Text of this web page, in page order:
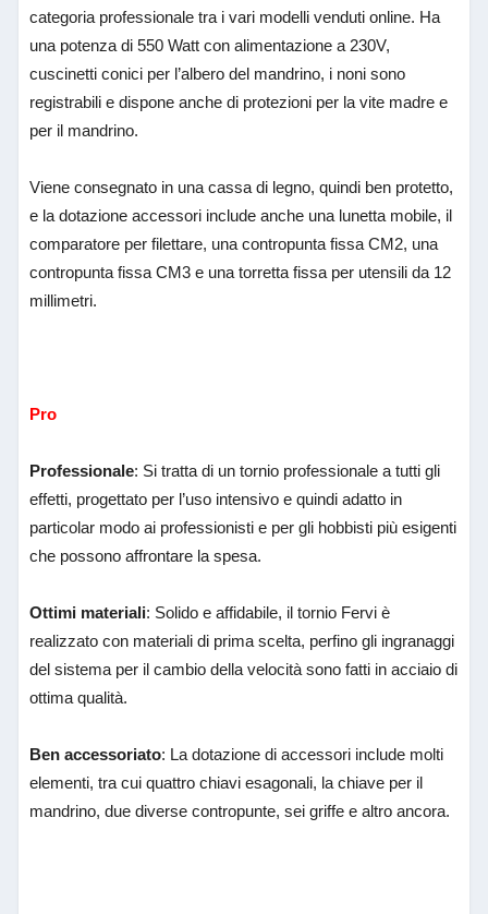
categoria professionale tra i vari modelli venduti online. Ha
una potenza di 550 Watt con alimentazione a 230V,
cuscinetti conici per l’albero del mandrino, i noni sono
registrabili e dispone anche di protezioni per la vite madre e
per il mandrino.
Viene consegnato in una cassa di legno, quindi ben protetto,
e la dotazione accessori include anche una lunetta mobile, il
comparatore per filettare, una contropunta fissa CM2, una
contropunta fissa CM3 e una torretta fissa per utensili da 12
millimetri.
Pro
Professionale: Si tratta di un tornio professionale a tutti gli
effetti, progettato per l’uso intensivo e quindi adatto in
particolar modo ai professionisti e per gli hobbisti più esigenti
che possono affrontare la spesa.
Ottimi materiali: Solido e affidabile, il tornio Fervi è
realizzato con materiali di prima scelta, perfino gli ingranaggi
del sistema per il cambio della velocità sono fatti in acciaio di
ottima qualità.
Ben accessoriato: La dotazione di accessori include molti
elementi, tra cui quattro chiavi esagonali, la chiave per il
mandrino, due diverse contropunte, sei griffe e altro ancora.